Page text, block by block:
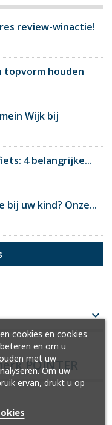
review-winactie!
topvorm houden
Wijk bij
4 belangrijke...
uw kind? Onze...

POINTER
cookies en cookies
en om u
met uw
Om uw
ervan, drukt u op